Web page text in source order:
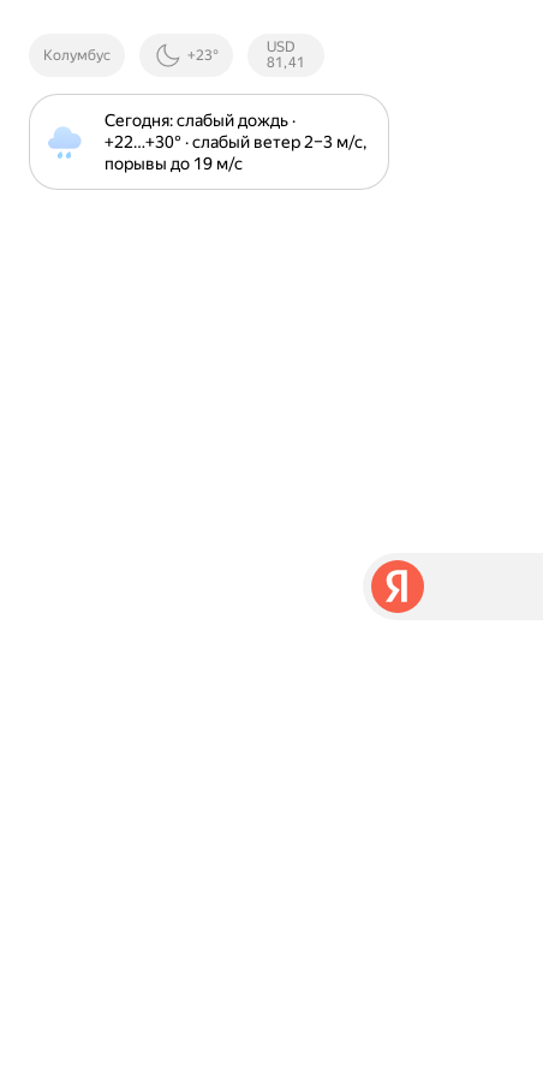
Колумбус +23°
Курсы ЦБ
РФ
USD
81,41
Сегодня: слабый дождь ·
+22⁠…⁠+30⁠° · слабый ветер 2⁠–⁠3 м⁠/⁠с,
порывы до 19 м⁠/⁠с